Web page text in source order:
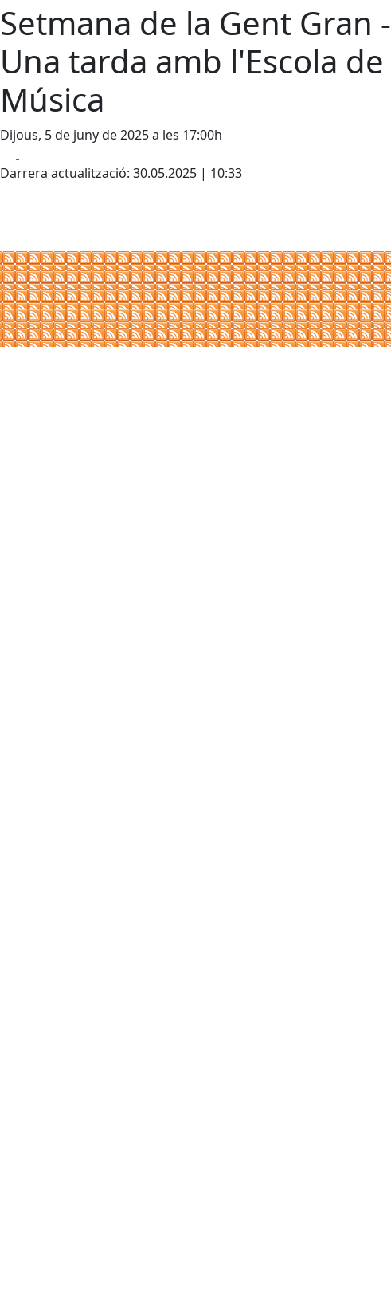
Setmana de la Gent Gran -
Una tarda amb l'Escola de
Música
Dijous, 5 de juny de 2025 a les 17:00h
Darrera actualització: 30.05.2025 | 10:33